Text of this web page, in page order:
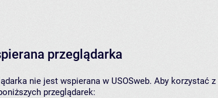
przeglądarka
nie jest wspierana w USOSweb. Aby korzystać
przeglądarek: